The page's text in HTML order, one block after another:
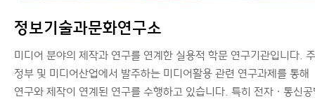
정보기술과문화연구소
미디어 분야의 제작과 연구를 연계한 실용적 학문 연구기관입니다.
정부 및 미디어산업에서 발주하는 미디어활용 관련 연구과제를 통해
연구와 제작이 연계된 연구를 수행하고 있습니다. 특히 전자ㆍ통신